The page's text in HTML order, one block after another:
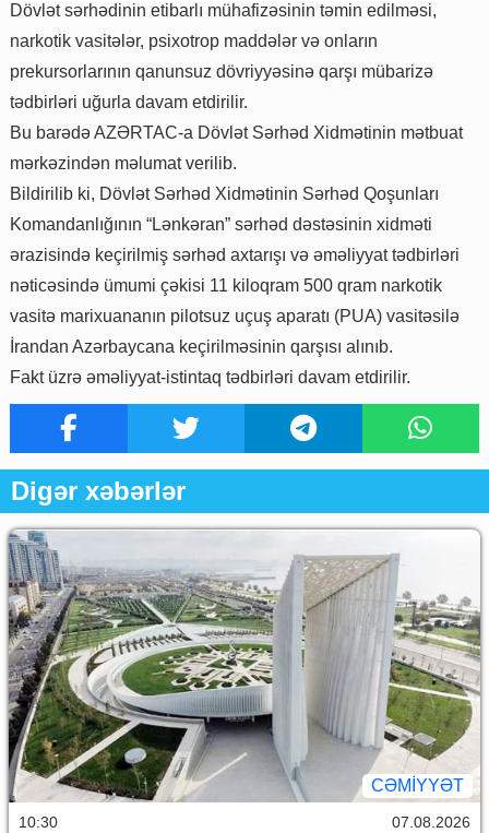
Dövlət sərhədinin etibarlı mühafizəsinin təmin edilməsi,
narkotik vasitələr, psixotrop maddələr və onların
prekursorlarının qanunsuz dövriyyəsinə qarşı mübarizə
tədbirləri uğurla davam etdirilir.
Bu barədə AZƏRTAC-a Dövlət Sərhəd Xidmətinin mətbuat
mərkəzindən məlumat verilib.
Bildirilib ki, Dövlət Sərhəd Xidmətinin Sərhəd Qoşunları
Komandanlığının “Lənkəran” sərhəd dəstəsinin xidməti
ərazisində keçirilmiş sərhəd axtarışı və əməliyyat tədbirləri
nəticəsində ümumi çəkisi 11 kiloqram 500 qram narkotik
vasitə marixuananın pilotsuz uçuş aparatı (PUA) vasitəsilə
İrandan Azərbaycana keçirilməsinin qarşısı alınıb.
Fakt üzrə əməliyyat-istintaq tədbirləri davam etdirilir.
Digər xəbərlər
CƏMİYYƏT
10:30 07.08.2026